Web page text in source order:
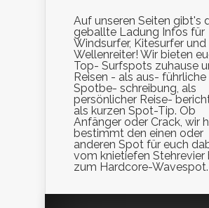
Auf unseren Seiten gibt's
geballte Ladung Infos für
Windsurfer, Kitesurfer und
Wellenreiter! Wir bieten
Top- Surfspots zuhause
Reisen - als aus- führliche
Spotbe- schreibung, als
persönlicher Reise-
als kurzen Spot-Tip. Ob
Anfänger oder Crack, wir
bestimmt den einen oder
anderen Spot für euch
vom knietiefen Stehrevier
zum Hardcore-Wavespot.